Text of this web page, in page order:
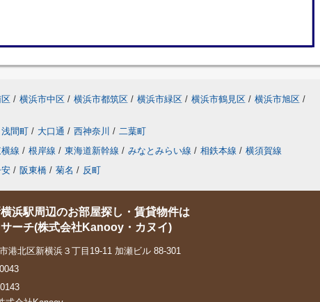
/ 横浜市中区 / 横浜市都筑区 / 横浜市緑区 / 横浜市鶴見区 / 横浜市旭区 /
浅間町 / 大口通 / 西神奈川 / 二葉町
線 / 根岸線 / 東海道新幹線 / みなとみらい線 / 相鉄本線 / 横須賀線
安 / 阪東橋 / 菊名 / 反町
浜駅周辺のお部屋探し・賃貸物件は
ーチ(株式会社Kanooy・カヌイ)
港北区新横浜３丁目19-11 加瀬ビル 88-301